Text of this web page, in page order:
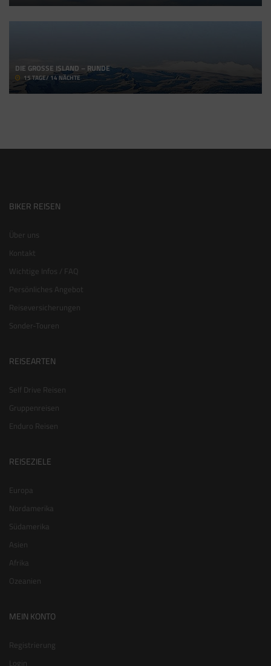
DIE GROSSE ISLAND – RUNDE
15 TAGE/ 14 NÄCHTE
BIKER REISEN
Über uns
Kontakt
Wichtige Infos / FAQ
Persönliches Angebot
Reiseversicherungen
Sonder-Touren
REISEARTEN
Self Drive Reisen
Gruppenreisen
Enduro Reisen
REISEZIELE
Europa
Nordamerika
Südamerika
Asien
Afrika
Ozeanien
MEIN KONTO
Registrierung
Login